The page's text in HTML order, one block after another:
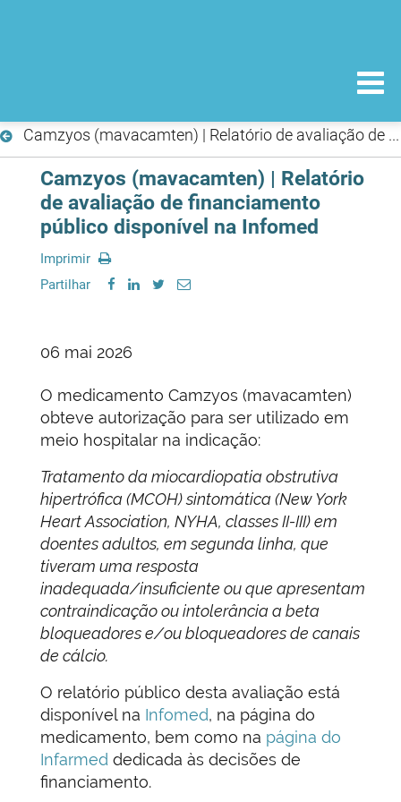
Camzyos (mavacamten) | Relatório de avaliação de financiamento público disponível na Infomed
Camzyos (mavacamten) | Relatório
de avaliação de financiamento
público disponível na Infomed
Imprimir
Partilhar
06 mai 2026
O medicamento Camzyos (mavacamten)
obteve autorização para ser utilizado em
meio hospitalar na indicação:
Tratamento da miocardiopatia obstrutiva
hipertrófica (MCOH) sintomática (New York
Heart Association, NYHA, classes II-III) em
doentes adultos, em segunda linha, que
tiveram uma resposta
inadequada/insuficiente ou que apresentam
contraindicação ou intolerância a beta
bloqueadores e/ou bloqueadores de canais
de cálcio.
O relatório público desta avaliação está
disponível na Infomed, na página do
medicamento, bem como na página do
Infarmed dedicada às decisões de
financiamento.